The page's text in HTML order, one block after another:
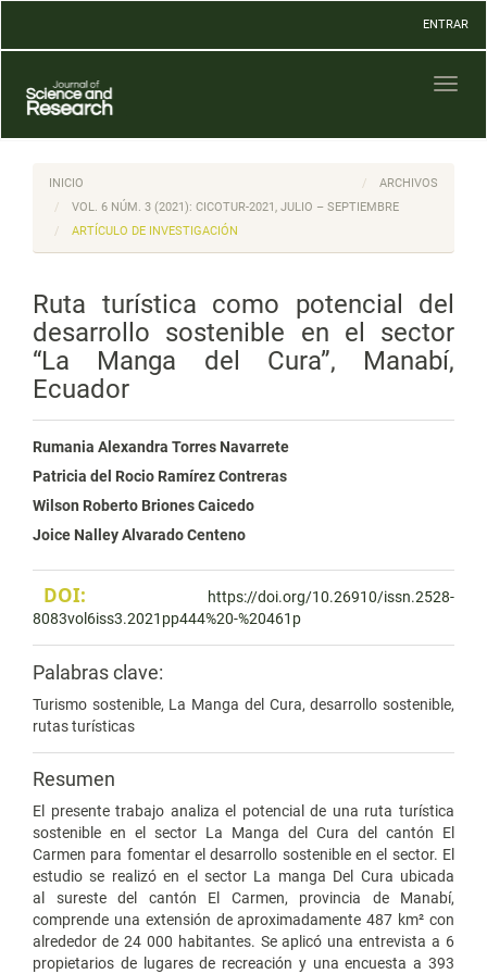
Contenido
Barra
lateral
ENTRAR
INICIO
ARCHIVOS
VOL. 6 NÚM. 3 (2021): CICOTUR-2021, JULIO – SEPTIEMBRE
ARTÍCULO DE INVESTIGACIÓN
Ruta turística como potencial del
desarrollo sostenible en el sector
“La Manga del Cura”, Manabí,
Ecuador
Rumania Alexandra Torres Navarrete
Patricia del Rocio Ramírez Contreras
Wilson Roberto Briones Caicedo
Joice Nalley Alvarado Centeno
DOI:
https://doi.org/10.26910/issn.2528-
8083vol6iss3.2021pp444%20-%20461p
Palabras clave:
Turismo sostenible, La Manga del Cura, desarrollo sostenible,
rutas turísticas
Resumen
El presente trabajo analiza el potencial de una ruta turística
sostenible en el sector La Manga del Cura del cantón El
Carmen para fomentar el desarrollo sostenible en el sector. El
estudio se realizó en el sector La manga Del Cura ubicada
al sureste del cantón El Carmen, provincia de Manabí,
comprende una extensión de aproximadamente 487 km²​ con
alrededor de 24 000 habitantes. Se aplicó una entrevista a 6
propietarios de lugares de recreación y una encuesta a 393